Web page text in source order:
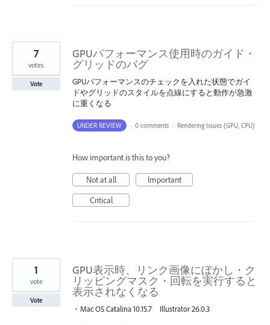
GPUパフォーマンス使用時のガイド・
グリッドのバグ
GPUパフォーマンスのチェックを入れた状態でガイ
ドやグリッドのスタイルを点線にすると動作が急激
に重くなる
7
votes
Vote
UNDER REVIEW · 0 comments · Rendering Issues (GPU, CPU)
How important is this to you?
Not at all
Important
Critical
GPU表示時、リンク画像にぼかし・ク
リッピングマスク・回転を実行すると
表示されなくなる
・Mac OS Catalina 10.15.7 Illustrator 26.0.3
1
vote
Vote